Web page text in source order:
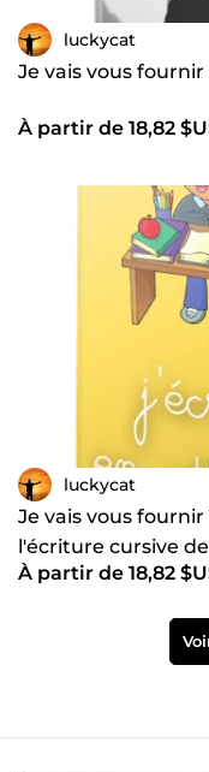
luckycat
Je vais vous
À partir de 18,82
luckycat
Je vais vous
l'écriture cursive
À partir de 18,82